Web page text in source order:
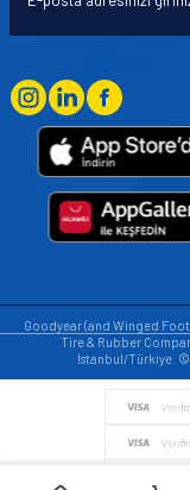
Goodyear (and Winged
Tire & Rubber
Istanbul/Türkiye. ©